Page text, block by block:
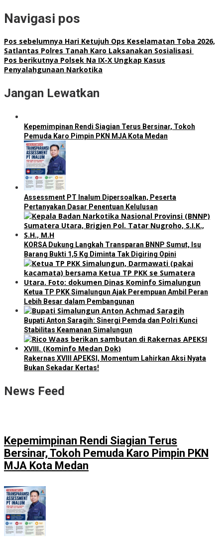
Navigasi pos
Pos sebelumnya Hari Ketujuh Ops Keselamatan Toba 2026,
Satlantas Polres Tanah Karo Laksanakan Sosialisasi
Pos berikutnya Polsek Na IX-X Ungkap Kasus
Penyalahgunaan Narkotika
Jangan Lewatkan
Kepemimpinan Rendi Siagian Terus Bersinar, Tokoh
Pemuda Karo Pimpin PKN MJA Kota Medan
Assessment PT Inalum Dipersoalkan, Peserta
Pertanyakan Dasar Penentuan Kelulusan
KORSA Dukung Langkah Transparan BNNP Sumut, Isu
Barang Bukti 1,5 Kg Diminta Tak Digiring Opini
Ketua TP PKK Simalungun Ajak Perempuan Ambil Peran
Lebih Besar dalam Pembangunan
Bupati Anton Saragih: Sinergi Pemda dan Polri Kunci
Stabilitas Keamanan Simalungun
Rakernas XVIII APEKSI, Momentum Lahirkan Aksi Nyata
Bukan Sekadar Kertas!
News Feed
Kepemimpinan Rendi Siagian Terus
Bersinar, Tokoh Pemuda Karo Pimpin PKN
MJA Kota Medan